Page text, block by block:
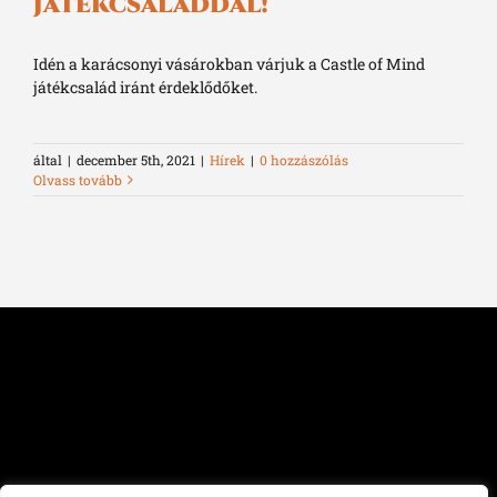
Idén a karácsonyi vásárokban várjuk a Castle of Mind
játékcsalád iránt érdeklődőket.
által | december 5th, 2021 | Hírek | 0 hozzászólás
Olvass tovább